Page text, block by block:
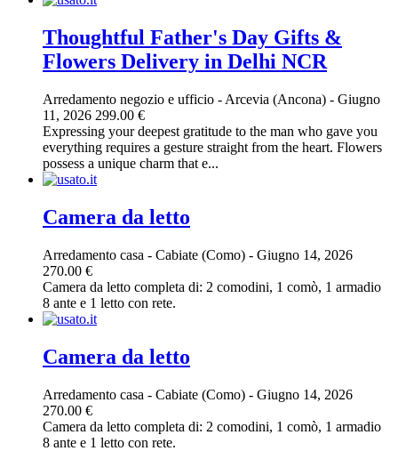
Thoughtful Father's Day Gifts &
Flowers Delivery in Delhi NCR
Arredamento negozio e ufficio - Arcevia (Ancona) - Giugno
11, 2026 299.00 €
Expressing your deepest gratitude to the man who gave you
everything requires a gesture straight from the heart. Flowers
possess a unique charm that e...
Camera da letto
Arredamento casa - Cabiate (Como) - Giugno 14, 2026
270.00 €
Camera da letto completa di: 2 comodini, 1 comò, 1 armadio
8 ante e 1 letto con rete.
Camera da letto
Arredamento casa - Cabiate (Como) - Giugno 14, 2026
270.00 €
Camera da letto completa di: 2 comodini, 1 comò, 1 armadio
8 ante e 1 letto con rete.